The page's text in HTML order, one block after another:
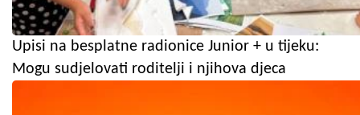
Upisi na besplatne radionice Junior + u tijeku:
Mogu sudjelovati roditelji i njihova djeca